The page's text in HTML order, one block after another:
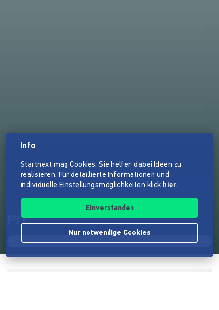
PIT
Info
Startnext mag Cookies. Sie helfen dabei Ideen zu
realisieren. Für detaillierte Informationen und
individuelle Einstellungsmöglichkeiten klick hier.
Einverstanden
Nur notwendige Cookies